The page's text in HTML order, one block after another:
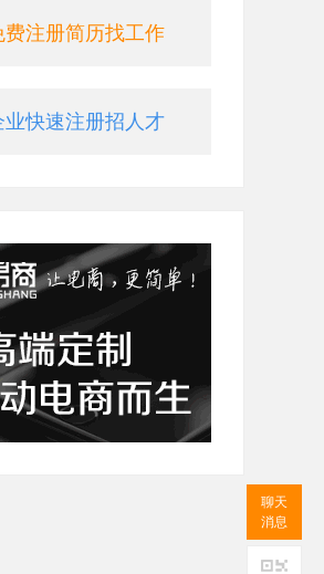
费注册简历找工作
业快速注册招人才
聊天
消息